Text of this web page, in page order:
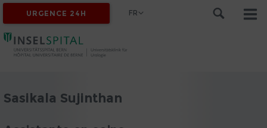
URGENCE 24H FR
Sasikala Sujinthan